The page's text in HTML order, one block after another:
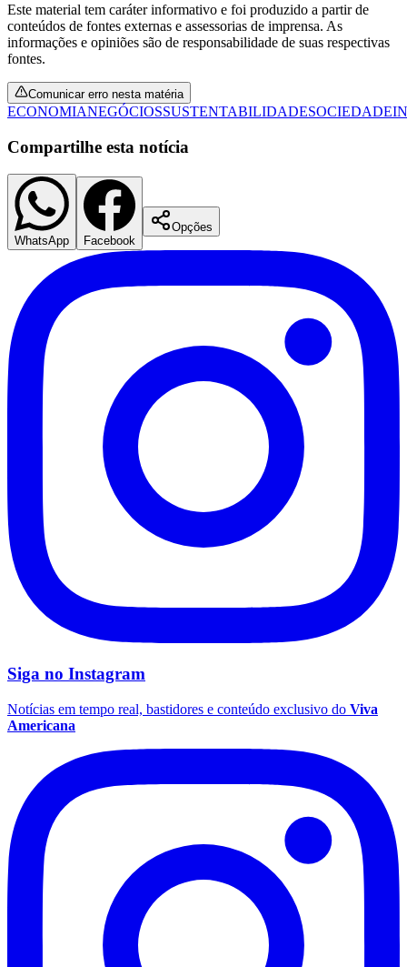
Botafogo
Grêmio
Este material tem caráter informativo e foi produzido a partir de
conteúdos de fontes externas e assessorias de imprensa. As
informações e opiniões são de responsabilidade de suas respectivas
fontes.
Comunicar erro nesta matéria
ECONOMIANEGÓCIOSSUSTENTABILIDADESOCIEDADE
Compartilhe esta notícia
WhatsApp Facebook
Opções
Siga no Instagram
Notícias em tempo real, bastidores e conteúdo exclusivo do Viva
Americana